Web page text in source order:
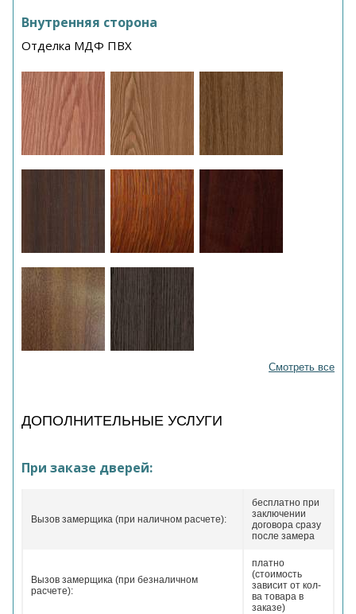
Внутренняя сторона
Отделка МДФ ПВХ
Смотреть все
ДОПОЛНИТЕЛЬНЫЕ УСЛУГИ
При заказе дверей:
Вызов замерщика (при наличном расчете):
бесплатно при
заключении
договора сразу
после замера
Вызов замерщика (при безналичном
расчете):
платно
(стоимость
зависит от кол-
ва товара в
заказе)